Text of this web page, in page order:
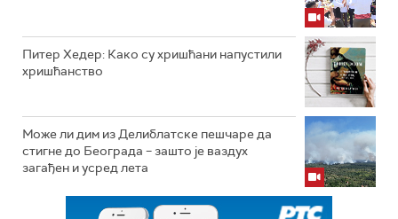
Питер Хедер: Како су хришћани напустили
хришћанство
Може ли дим из Делиблатске пешчаре да
стигне до Београда – зашто је ваздух
загађен и усред лета